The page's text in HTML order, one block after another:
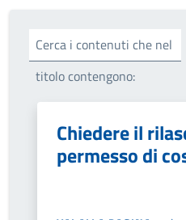
Cerca i contenuti che nel
titolo contengono:
Chiedere il
permesso di